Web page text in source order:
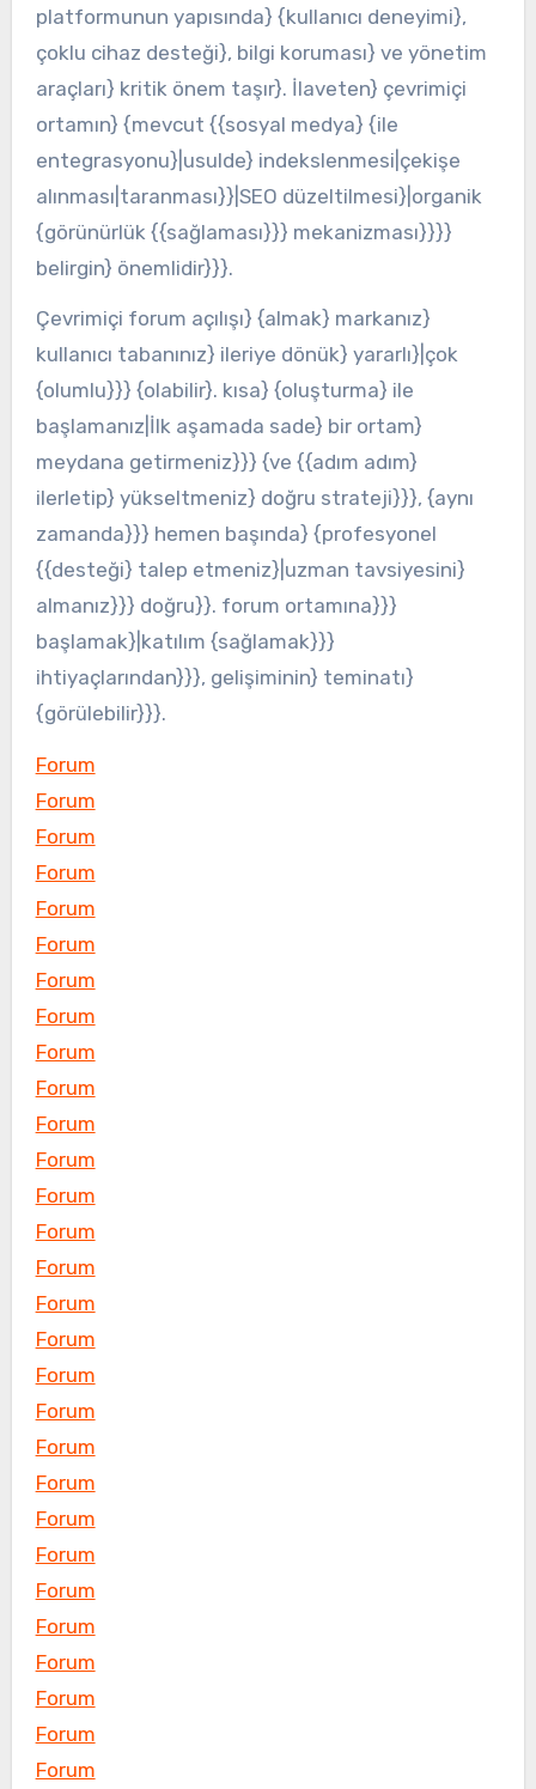
platformunun yapısında} {kullanıcı deneyimi},
çoklu cihaz desteği}, bilgi koruması} ve yönetim
araçları} kritik önem taşır}. İlaveten} çevrimiçi
ortamın} {mevcut {{sosyal medya} {ile
entegrasyonu}|usulde} indekslenmesi|çekişe
alınması|taranması}}|SEO düzeltilmesi}|organik
{görünürlük {{sağlaması}}} mekanizması}}}}
belirgin} önemlidir}}}.
Çevrimiçi forum açılışı} {almak} markanız}
kullanıcı tabanınız} ileriye dönük} yararlı}|çok
{olumlu}}} {olabilir}. kısa} {oluşturma} ile
başlamanız|İlk aşamada sade} bir ortam}
meydana getirmeniz}}} {ve {{adım adım}
ilerletip} yükseltmeniz} doğru strateji}}}, {aynı
zamanda}}} hemen başında} {profesyonel
{{desteği} talep etmeniz}|uzman tavsiyesini}
almanız}}} doğru}}. forum ortamına}}}
başlamak}|katılım {sağlamak}}}
ihtiyaçlarından}}}, gelişiminin} teminatı}
{görülebilir}}}.
Forum
Forum
Forum
Forum
Forum
Forum
Forum
Forum
Forum
Forum
Forum
Forum
Forum
Forum
Forum
Forum
Forum
Forum
Forum
Forum
Forum
Forum
Forum
Forum
Forum
Forum
Forum
Forum
Forum